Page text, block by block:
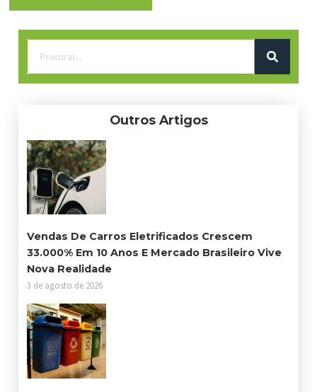
Outros Artigos
Vendas De Carros Eletrificados Crescem
33.000% Em 10 Anos E Mercado Brasileiro Vive
Nova Realidade
3 de agosto de 2026